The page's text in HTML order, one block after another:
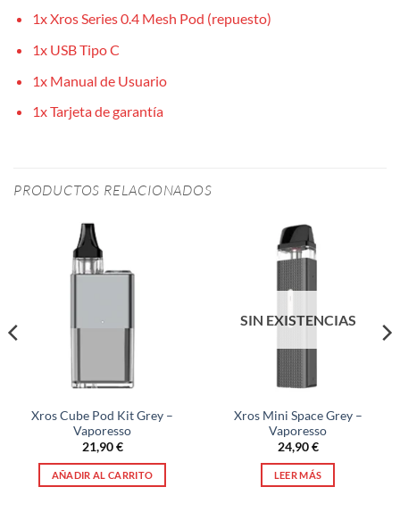
1x Xros Series 0.4 Mesh Pod (repuesto)
1x USB Tipo C
1x Manual de Usuario
1x Tarjeta de garantía
PRODUCTOS RELACIONADOS
Xros Cube Pod Kit Grey –
Vaporesso
21,90€
AÑADIR AL CARRITO
SIN EXISTENCIAS
Xros Mini Space Grey –
Vaporesso
24,90€
LEER MÁS